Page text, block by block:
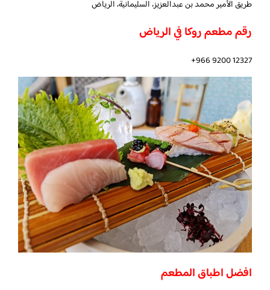
طريق الأمير محمد بن عبدالعزيز، السليمانية، الرياض
رقم مطعم روكا في الرياض
افضل اطباق المطعم